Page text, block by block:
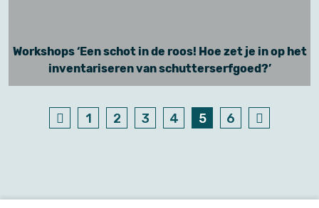
Workshops ‘Een schot in de roos! Hoe zet je in op het
inventariseren van schutterserfgoed?’
1 2 3 4 5 6